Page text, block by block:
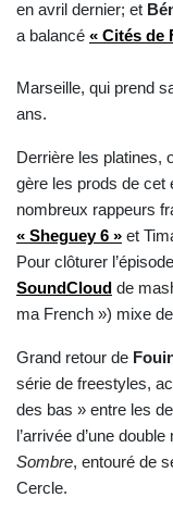
en avril dernier; et
a balancé « Cités de
Il y a
Marseille, qui prend
ans.
Derrière les platines,
gère les prods de cet
nombreux rappeurs
« Sheguey 6 » et
Pour clôturer
SoundCloud de
ma French ») mixe
Grand retour de
série de freestyles,
des bas » entre les
l’arrivée d’une
Sombre, entouré de
Cercle.